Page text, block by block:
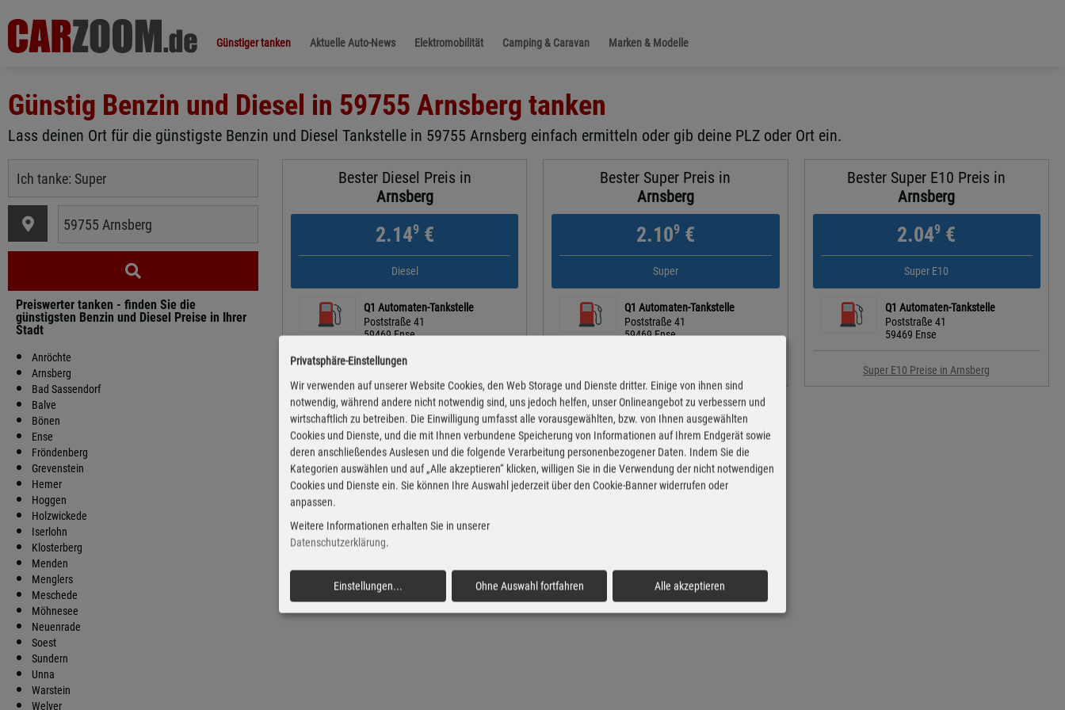
Günstiger tanken Aktuelle Auto-News Elektromobilität Camping & Caravan Marken & Modelle
Günstig Benzin und Diesel in 59755 Arnsberg tanken
Lass deinen Ort für die günstigste Benzin und Diesel Tankstelle in 59755 Arnsberg einfach ermitteln oder gib deine PLZ oder Ort ein.
Preiswerter tanken - finden Sie die
günstigsten Benzin und Diesel Preise in Ihrer
Stadt
Anröchte
Arnsberg
Bad Sassendorf
Balve
Bönen
Ense
Fröndenberg
Grevenstein
Hemer
Hoggen
Holzwickede
Iserlohn
Klosterberg
Menden
Menglers
Meschede
Möhnesee
Neuenrade
Soest
Sundern
Unna
Warstein
Welver
Bester Diesel Preis in
Arnsberg
2.149€
Diesel
Q1 Automaten-Tankstelle
Poststraße 41
59469 Ense
Diesel Preise in Arnsberg
Bester Super Preis in
Arnsberg
2.109€
Super
Q1 Automaten-Tankstelle
Poststraße 41
59469 Ense
Bester Super E10 Preis in
Arnsberg
2.049 €
Super E10
Q1 Automaten-Tankstelle
Poststraße 41
59469 Ense
Super E10 Preise in Arnsberg
Privatsphäre-Einstellungen
Wir verwenden auf unserer Website Cookies, den Web Storage und Dienste dritter. Einige von ihnen sind
notwendig, während andere nicht notwendig sind, uns jedoch helfen, unser Onlineangebot zu verbessern und
wirtschaftlich zu betreiben. Die Einwilligung umfasst alle vorausgewählten, bzw. von Ihnen ausgewählten
Cookies und Dienste, und die mit Ihnen verbundene Speicherung von Informationen auf Ihrem Endgerät sowie
deren anschließendes Auslesen und die folgende Verarbeitung personenbezogener Daten. Indem Sie die
Kategorien auswählen und auf „Alle akzeptieren“ klicken, willigen Sie in die Verwendung der nicht notwendigen
Cookies und Dienste ein. Sie können Ihre Auswahl jederzeit über den Cookie-Banner widerrufen oder
anpassen.
Weitere Informationen erhalten Sie in unserer
Datenschutzerklärung.
Einstellungen... Ohne Auswahl fortfahren Alle akzeptieren